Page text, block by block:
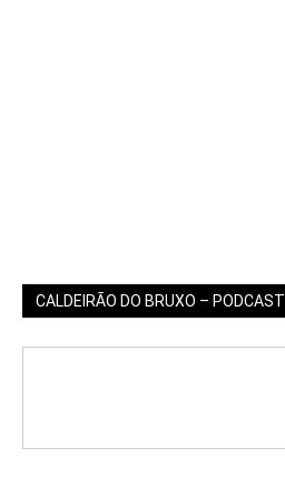
CALDEIRÃO DO BRUXO – PODCAST